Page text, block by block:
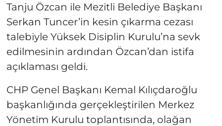
Tanju Özcan ile Mezitli Belediye Başkanı
Serkan Tuncer’in kesin çıkarma cezası
talebiyle Yüksek Disiplin Kurulu’na sevk
edilmesinin ardından Özcan’dan istifa
açıklaması geldi.
CHP Genel Başkanı Kemal Kılıçdaroğlu
başkanlığında gerçekleştirilen Merkez
Yönetim Kurulu toplantısında, olağan